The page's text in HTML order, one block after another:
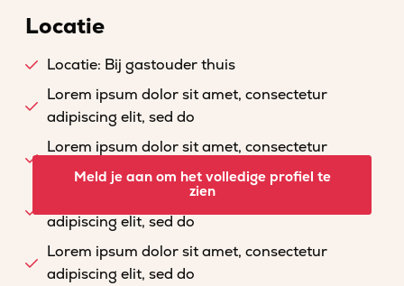
Locatie
Locatie: Bij gastouder thuis
Lorem ipsum dolor sit amet, consectetur
adipiscing elit, sed do
Lorem ipsum dolor sit amet, consectetur
adipiscing elit, sed do
Lorem ipsum dolor sit amet, consectetur
adipiscing elit, sed do
Lorem ipsum dolor sit amet, consectetur
adipiscing elit, sed do
Meld je aan om het volledige profiel te
zien